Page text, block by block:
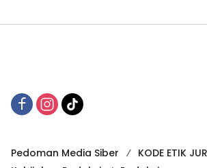
Pedoman Media Siber
KODE ETIK